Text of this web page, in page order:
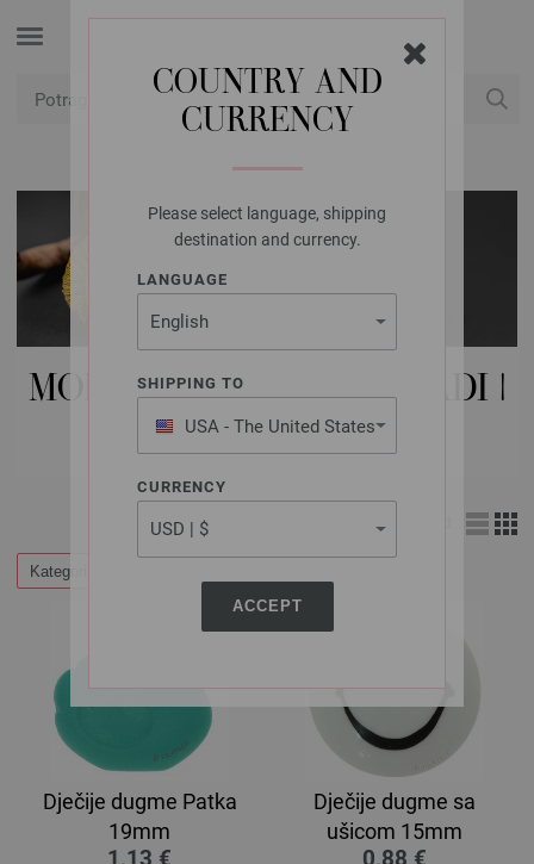
COUNTRY AND
CURRENCY
Please select language, shipping
destination and currency.
LANGUAGE
SHIPPING TO
USA - The United States
of America
CURRENCY
ACCEPT
MODNI DODACI | DUGMADI |
UNION DUGME
Kategorije
Dječije dugme Patka
19mm
Dječije dugme sa
ušicom 15mm